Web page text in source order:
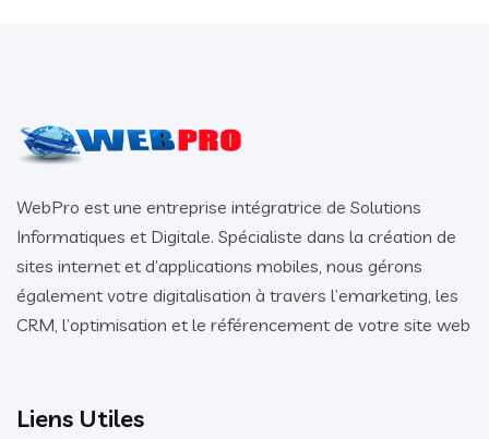
WebPro est une entreprise intégratrice de Solutions
Informatiques et Digitale. Spécialiste dans la création de
sites internet et d’applications mobiles, nous gérons
également votre digitalisation à travers l’emarketing, les
CRM, l’optimisation et le référencement de votre site web
Liens Utiles